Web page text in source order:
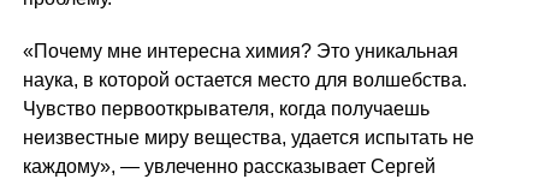
«Почему мне интересна химия? Это уникальная
наука, в которой остается место для волшебства.
Чувство первооткрывателя, когда получаешь
неизвестные миру вещества, удается испытать не
каждому», — увлеченно рассказывает Сергей